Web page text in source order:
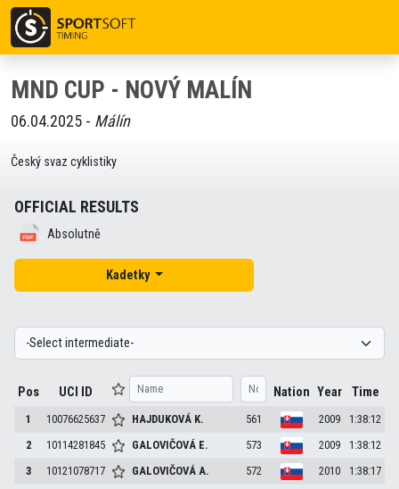
MND CUP - NOVÝ MALÍN
06.04.2025 - Málín
Český svaz cyklistiky
OFFICIAL RESULTS
Absolutně
Kadetky
Pos UCI ID Nation Year Time
1 10076625637 HAJDUKOVÁ K. 561 2009
1:38:12
2
10114281845 GALOVIČOVÁ E. 573 2009
1:38:12
3
10121078717 GALOVIČOVÁA. 572 2010
1:38:17